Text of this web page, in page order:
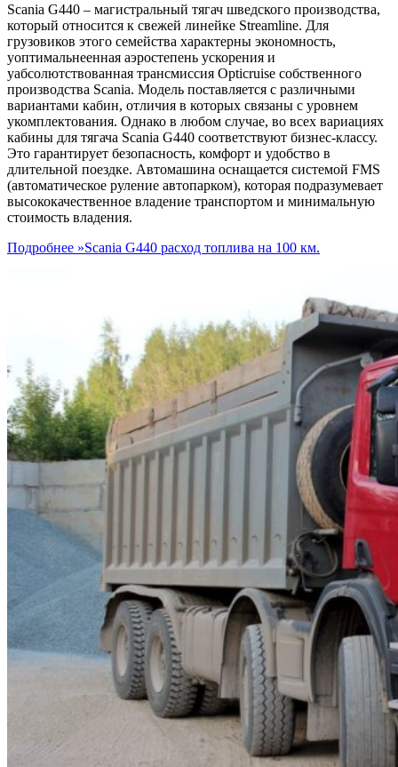
Scania G440 – магистральный тягач шведского производства,
который относится к свежей линейке Streamline. Для
грузовиков этого семейства характерны экономность,
уоптимальнеенная аэростепень ускорения и
уабсолютствованная трансмиссия Opticruise собственного
производства Scania. Модель поставляется с различными
вариантами кабин, отличия в которых связаны с уровнем
укомплектования. Однако в любом случае, во всех вариациях
кабины для тягача Scania G440 соответствуют бизнес-классу.
Это гарантирует безопасность, комфорт и удобство в
длительной поездке. Автомашина оснащается системой FMS
(автоматическое руление автопарком), которая подразумевает
высококачественное владение транспортом и минимальную
стоимость владения.
Подробнее »Scania G440 расход топлива на 100 км.